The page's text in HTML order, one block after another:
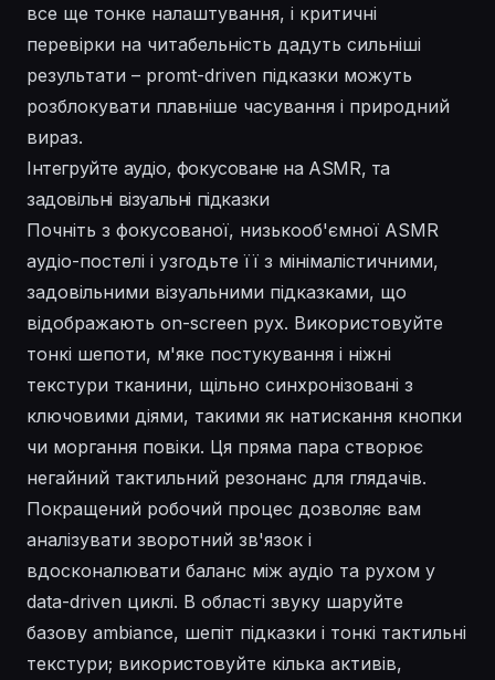
все ще тонке налаштування, і критичні
перевірки на читабельність дадуть сильніші
результати – promt-driven підказки можуть
розблокувати плавніше часування і природний
вираз.
Інтегруйте аудіо, фокусоване на ASMR, та
задовільні візуальні підказки
Почніть з фокусованої, низькооб'ємної ASMR
аудіо-постелі і узгодьте її з мінімалістичними,
задовільними візуальними підказками, що
відображають on-screen рух. Використовуйте
тонкі шепоти, м'яке постукування і ніжні
текстури тканини, щільно синхронізовані з
ключовими діями, такими як натискання кнопки
чи моргання повіки. Ця пряма пара створює
негайний тактильний резонанс для глядачів.
Покращений робочий процес дозволяє вам
аналізувати зворотний зв'язок і
вдосконалювати баланс між аудіо та рухом у
data-driven циклі. В області звуку шаруйте
базову ambiance, шепіт підказки і тонкі тактильні
текстури; використовуйте кілька активів,